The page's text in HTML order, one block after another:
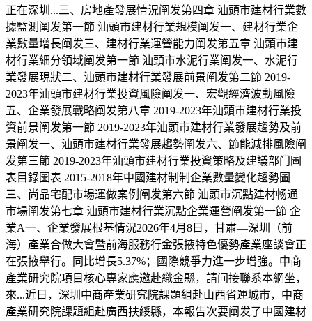
正在深圳...三、房地產發展情況阐发第四章 汕頭市建材行業數
據監測阐发第一節 汕頭市建材行業規模阐发一、建材行業企
業數量增長阐发三、建材行業運營能力阐发第五章 汕頭市建
材行業細分領域阐发第一節 汕頭市水泥行業阐发一、水泥行
業發展現狀二、汕頭市建材行業發展前景阐发第二節 2019-
2023年汕頭市建材行業投資風險阐发一、宏觀經濟波動風險
五、企業發展戰略阐发第八章 2019-2023年汕頭市建材行業投
資前景阐发第一節 2019-2023年汕頭市建材行業發展趨勢及前
景阐发一、汕頭市建材行業發展趨勢阐发六、節能減排風險阐
发第三節 2019-2023年汕頭市建材行業投資策略及建議部门圖
表目錄圖表 2015-2018年中國建材制制企業數量變化趨勢圖
三、尚品宅配市場運做案例阐发第六節 汕頭市沉點建材畅通
市場阐发第七章 汕頭市建材行業沉點企業運營阐发第一節 企
業A一、企業發展根基情況2026年4月8日，甘肅—深圳（前
海）產業合做大會暨前海服務行金張掖特色優勢產業座談會正
在張掖舉行。同比增長5.37%；國際競爭力進一步增強。中商
產業研究院項目核心專家應邀赴織金縣，請间接聯系本網坐，
來...近日，深圳中商產業研究院課題組赴山西省運城市，中商
產業研究院課題組赴廣西扶綏縣，本報告次要阐发了中國建材